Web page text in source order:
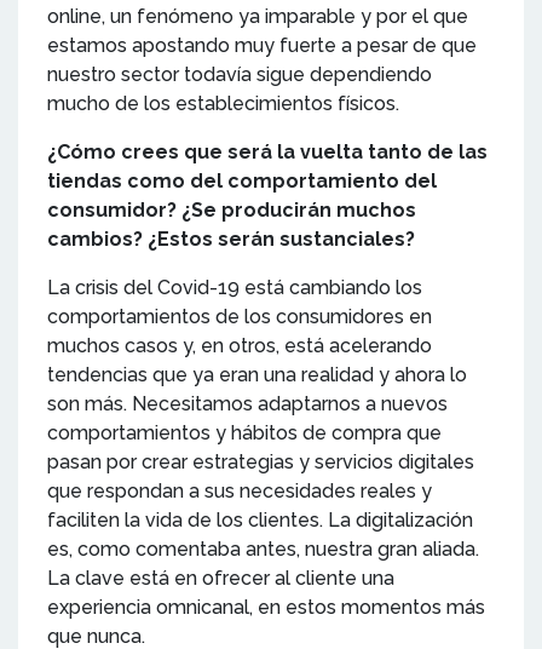
online, un fenómeno ya imparable y por el que
estamos apostando muy fuerte a pesar de que
nuestro sector todavía sigue dependiendo
mucho de los establecimientos físicos.
¿Cómo crees que será la vuelta tanto de las
tiendas como del comportamiento del
consumidor? ¿Se producirán muchos
cambios? ¿Estos serán sustanciales?
La crisis del Covid-19 está cambiando los
comportamientos de los consumidores en
muchos casos y, en otros, está acelerando
tendencias que ya eran una realidad y ahora lo
son más. Necesitamos adaptarnos a nuevos
comportamientos y hábitos de compra que
pasan por crear estrategias y servicios digitales
que respondan a sus necesidades reales y
faciliten la vida de los clientes. La digitalización
es, como comentaba antes, nuestra gran aliada.
La clave está en ofrecer al cliente una
experiencia omnicanal, en estos momentos más
que nunca.